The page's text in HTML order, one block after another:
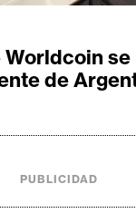
de
PUBLICIDAD